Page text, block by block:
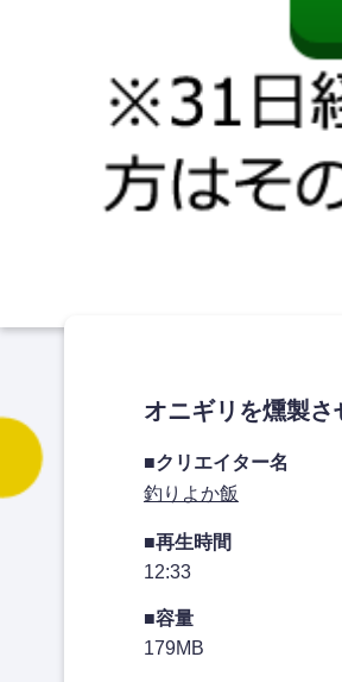
オニギリを燻製さ
■クリエイター名
釣りよか飯
■再生時間
12:33
■容量
179MB